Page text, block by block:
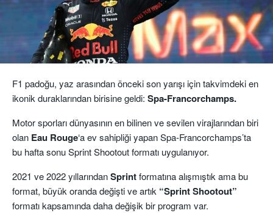
F1 padoğu, yaz arasından önceki son yarışı için takvimdeki en
ikonik duraklarından birisine geldi: Spa-Francorchamps.
Motor sporları dünyasının en bilinen ve sevilen virajlarından biri
olan Eau Rouge‘a ev sahipliği yapan Spa-Francorchamps’ta
bu hafta sonu Sprint Shootout formatı uygulanıyor.
2021 ve 2022 yıllarındanSprintformatına alışmıştık ama bu
format, büyük oranda değişti ve artık “Sprint Shootout”
formatı kapsamında daha değişik bir program var.